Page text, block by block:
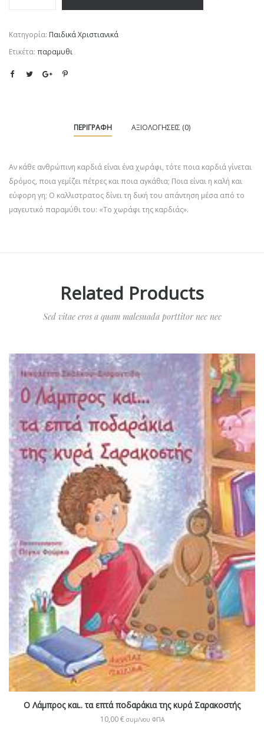
Κατηγορία: Παιδικά Χριστιανικά
Ετικέτα: παραμυθι
ΠΕΡΙΓΡΑΦΉ ΑΞΙΟΛΟΓΉΣΕΙΣ (0)
Αν κάθε ανθρώπινη καρδιά είναι ένα χωράφι, τότε ποια καρδιά γίνεται
δρόμος, ποια γεμίζει πέτρες και ποια αγκάθια; Ποια είναι η καλή και
εύφορη γη; Ο καλλιστρατος δίνει τη δική του απάντηση μέσα από το
μαγευτικό παραμύθι του: «Το χωράφι της καρδιάς».
Related Products
Sed vitae eros a quam malesuada porttitor nec nec
Ο Λάμπρος και.. τα επτά ποδαράκια της κυρά Σαρακοστής
10,00€ συμ/νου ΦΠΑ